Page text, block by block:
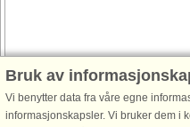
Husnr: 95641
Råbylille Strand
14 personer, 191 m²
Bruk av
Vi benytter data fra våre egne
informasjonskapsler. Vi bruker dem i